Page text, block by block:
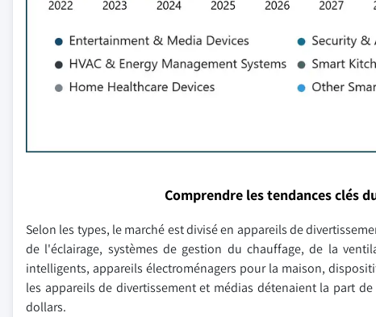
Comprendre les tendances clés
Selon les types, le marché est divisé en appareils de
de l'éclairage, systèmes de gestion du chauffage, de la
intelligents, appareils électroménagers pour la maison,
les appareils de divertissement et médias détenaient la part
dollars.